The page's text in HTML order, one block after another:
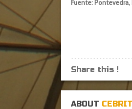
Fuente: Pontevedra,
Share this !
ABOUT